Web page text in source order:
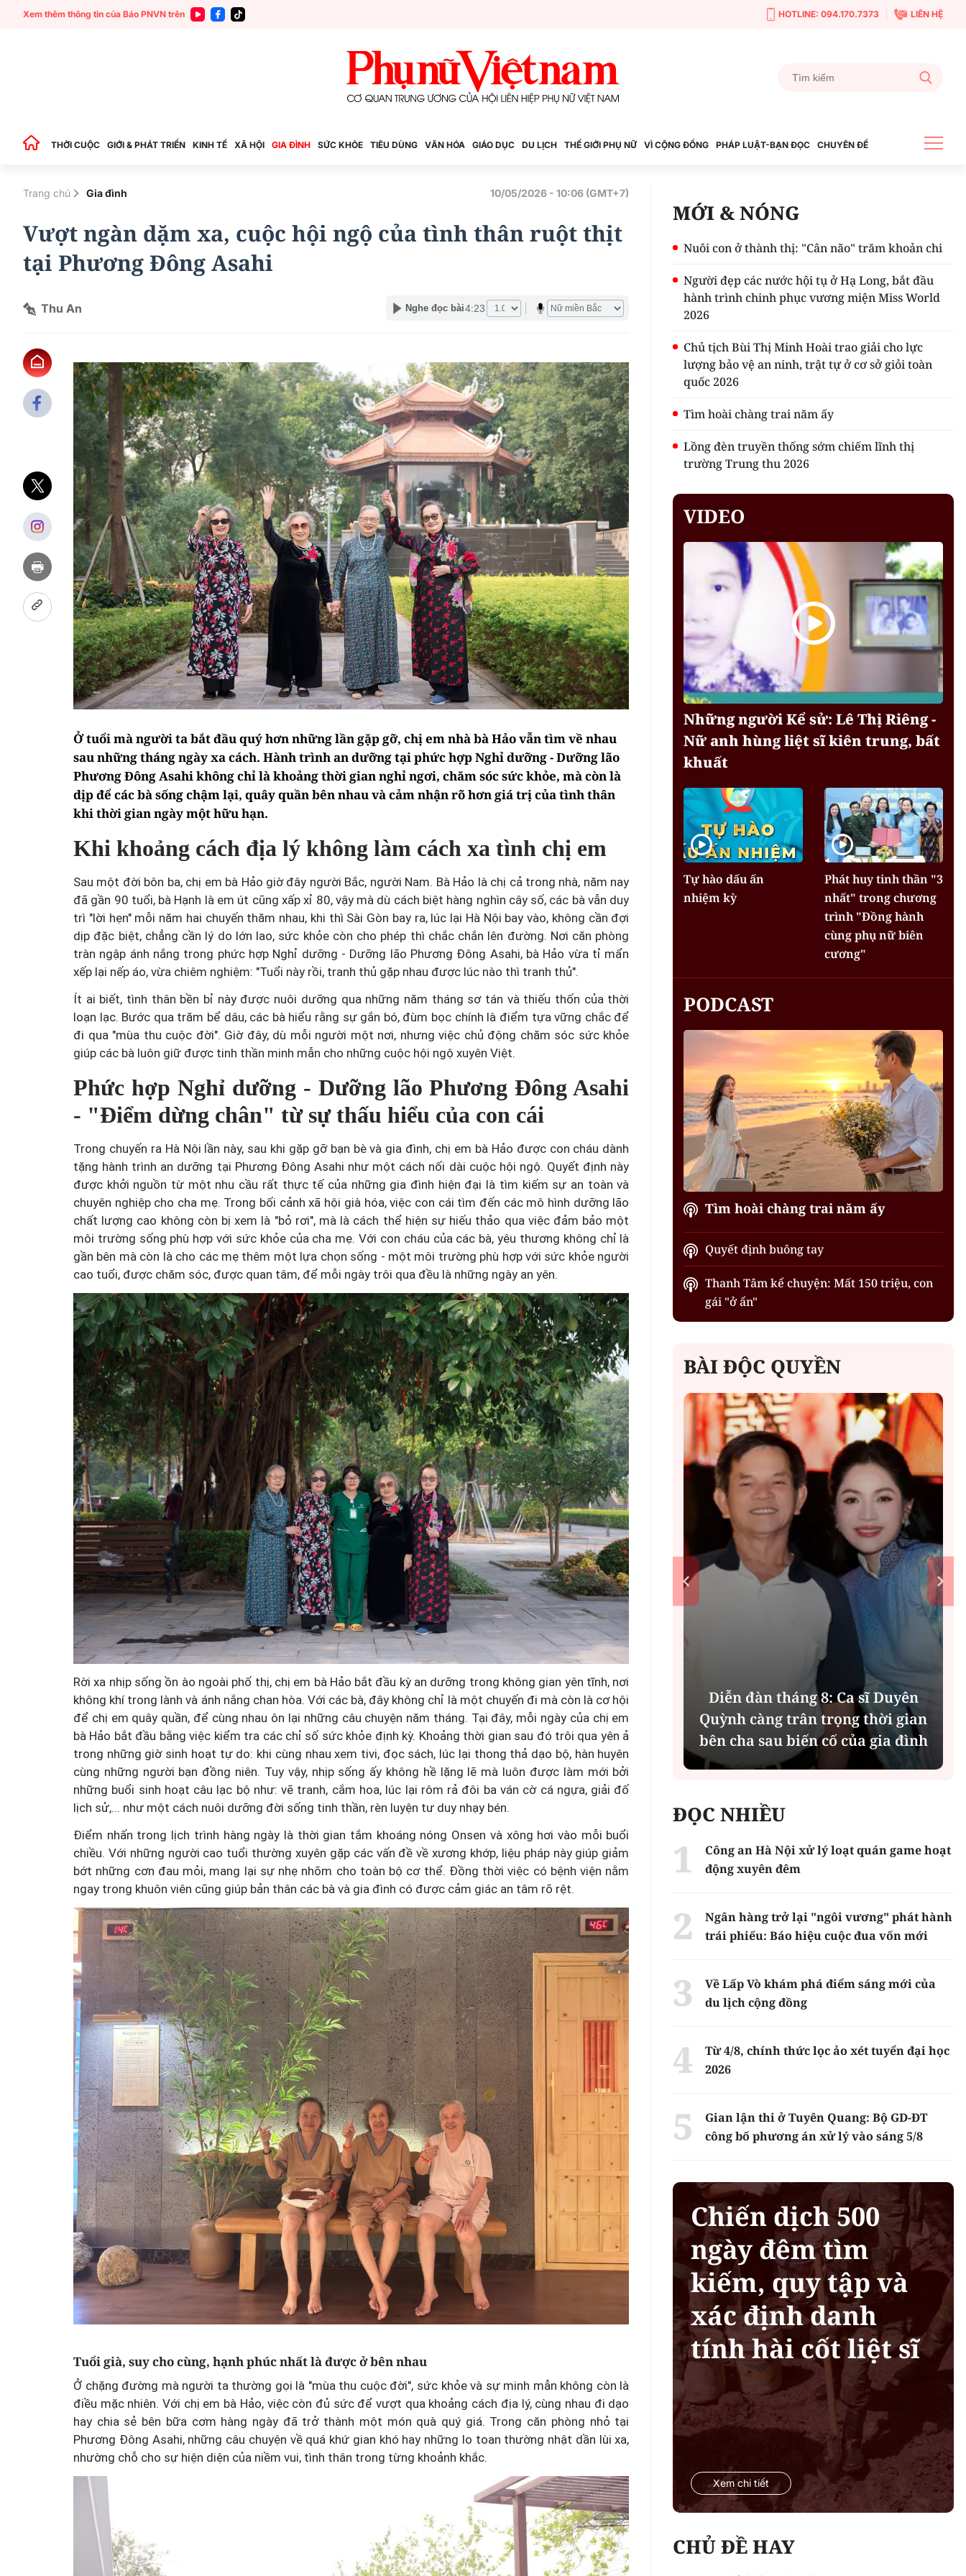
Xem thêm thông tin của Báo PNVN trên HOTLINE: 094.170.7373 LIÊN HỆ
THỜI CUỘC GIỚI & PHÁT TRIỂN KINH TẾ XÃ HỘI GIA ĐÌNH SỨC KHỎE TIÊU DÙNG VĂN HÓA GIÁO DỤC DU LỊCH THẾ GIỚI PHỤ NỮ VÌ CỘNG ĐỒNG PHÁP LUẬT-BẠN ĐỌC CHUYÊN ĐỀ
Trang chủ Gia đình 10/05/2026 - 10:06 (GMT+7)
Vượt ngàn dặm xa, cuộc hội ngộ của tình thân ruột thịt
tại Phương Đông Asahi
Thu An Nghe đọc bài4:23
Ở tuổi mà người ta bắt đầu quý hơn những lần gặp gỡ, chị em nhà bà Hảo vẫn tìm về nhau
sau những tháng ngày xa cách. Hành trình an dưỡng tại phức hợp Nghỉ dưỡng - Dưỡng lão
Phương Đông Asahi không chỉ là khoảng thời gian nghỉ ngơi, chăm sóc sức khỏe, mà còn là
dịp để các bà sống chậm lại, quây quần bên nhau và cảm nhận rõ hơn giá trị của tình thân
khi thời gian ngày một hữu hạn.
Khi khoảng cách địa lý không làm cách xa tình chị em
Sau một đời bôn ba, chị em bà Hảo giờ đây người Bắc, người Nam. Bà Hảo là chị cả trong nhà, năm nay
đã gần 90 tuổi, bà Hạnh là em út cũng xấp xỉ 80, vậy mà dù cách biệt hàng nghìn cây số, các bà vẫn duy
trì "lời hẹn" mỗi năm hai chuyến thăm nhau, khi thì Sài Gòn bay ra, lúc lại Hà Nội bay vào, không cần đợi
dịp đặc biệt, chẳng cần lý do lớn lao, sức khỏe còn cho phép thì chắc chắn lên đường. Nơi căn phòng
tràn ngập ánh nắng trong phức hợp Nghỉ dưỡng - Dưỡng lão Phương Đông Asahi, bà Hảo vừa tỉ mẩn
xếp lại nếp áo, vừa chiêm nghiệm: "Tuổi này rồi, tranh thủ gặp nhau được lúc nào thì tranh thủ".
Ít ai biết, tình thân bền bỉ này được nuôi dưỡng qua những năm tháng sơ tán và thiếu thốn của thời
loạn lạc. Bước qua trăm bể dâu, các bà hiểu rằng sự gắn bó, đùm bọc chính là điểm tựa vững chắc để
đi qua "mùa thu cuộc đời". Giờ đây, dù mỗi người một nơi, nhưng việc chủ động chăm sóc sức khỏe
giúp các bà luôn giữ được tinh thần minh mẫn cho những cuộc hội ngộ xuyên Việt.
Phức hợp Nghỉ dưỡng - Dưỡng lão Phương Đông Asahi
- "Điểm dừng chân" từ sự thấu hiểu của con cái
Trong chuyến ra Hà Nội lần này, sau khi gặp gỡ bạn bè và gia đình, chị em bà Hảo được con cháu dành
tặng hành trình an dưỡng tại Phương Đông Asahi như một cách nối dài cuộc hội ngộ. Quyết định này
được khởi nguồn từ một nhu cầu rất thực tế của những gia đình hiện đại là tìm kiếm sự an toàn và
chuyên nghiệp cho cha mẹ. Trong bối cảnh xã hội già hóa, việc con cái tìm đến các mô hình dưỡng lão
chất lượng cao không còn bị xem là "bỏ rơi", mà là cách thể hiện sự hiếu thảo qua việc đảm bảo một
môi trường sống phù hợp với sức khỏe của cha mẹ. Với con cháu của các bà, yêu thương không chỉ là
gần bên mà còn là cho các mẹ thêm một lựa chọn sống - một môi trường phù hợp với sức khỏe người
cao tuổi, được chăm sóc, được quan tâm, để mỗi ngày trôi qua đều là những ngày an yên.
Rời xa nhịp sống ồn ào ngoài phố thị, chị em bà Hảo bắt đầu kỳ an dưỡng trong không gian yên tĩnh, nơi
không khí trong lành và ánh nắng chan hòa. Với các bà, đây không chỉ là một chuyến đi mà còn là cơ hội
để chị em quây quần, để cùng nhau ôn lại những câu chuyện năm tháng. Tại đây, mỗi ngày của chị em
bà Hảo bắt đầu bằng việc kiểm tra các chỉ số sức khỏe định kỳ. Khoảng thời gian sau đó trôi qua yên ả
trong những giờ sinh hoạt tự do: khi cùng nhau xem tivi, đọc sách, lúc lại thong thả dạo bộ, hàn huyên
cùng những người bạn đồng niên. Tuy vậy, nhịp sống ấy không hề lặng lẽ mà luôn được làm mới bởi
những buổi sinh hoạt câu lạc bộ như: vẽ tranh, cắm hoa, lúc lại rôm rả đôi ba ván cờ cá ngựa, giải đố
lịch sử,... như một cách nuôi dưỡng đời sống tinh thần, rèn luyện tư duy nhạy bén.
Điểm nhấn trong lịch trình hàng ngày là thời gian tắm khoáng nóng Onsen và xông hơi vào mỗi buổi
chiều. Với những người cao tuổi thường xuyên gặp các vấn đề về xương khớp, liệu pháp này giúp giảm
bớt những cơn đau mỏi, mang lại sự nhẹ nhõm cho toàn bộ cơ thể. Đồng thời việc có bệnh viện nằm
ngay trong khuôn viên cũng giúp bản thân các bà và gia đình có được cảm giác an tâm rõ rệt.
Tuổi già, suy cho cùng, hạnh phúc nhất là được ở bên nhau
Ở chặng đường mà người ta thường gọi là "mùa thu cuộc đời", sức khỏe và sự minh mẫn không còn là
điều mặc nhiên. Với chị em bà Hảo, việc còn đủ sức để vượt qua khoảng cách địa lý, cùng nhau đi dạo
hay chia sẻ bên bữa cơm hàng ngày đã trở thành một món quà quý giá. Trong căn phòng nhỏ tại
Phương Đông Asahi, những câu chuyện về quá khứ gian khó hay những lo toan thường nhật dần lùi xa,
nhường chỗ cho sự hiện diện của niềm vui, tình thân trong từng khoảnh khắc.
MỚI & NÓNG
Nuôi con ở thành thị: "Cân não" trăm khoản chi
Người đẹp các nước hội tụ ở Hạ Long, bắt đầu
hành trình chinh phục vương miện Miss World
2026
Chủ tịch Bùi Thị Minh Hoài trao giải cho lực
lượng bảo vệ an ninh, trật tự ở cơ sở giỏi toàn
quốc 2026
Tìm hoài chàng trai năm ấy
Lồng đèn truyền thống sớm chiếm lĩnh thị
trường Trung thu 2026
VIDEO
Những người Kể sử: Lê Thị Riêng -
Nữ anh hùng liệt sĩ kiên trung, bất
khuất
Tự hào dấu ấn
nhiệm kỳ
Phát huy tinh thần "3
nhất" trong chương
trình "Đồng hành
cùng phụ nữ biên
cương"
PODCAST
Tìm hoài chàng trai năm ấy
Quyết định buông tay
Thanh Tâm kể chuyện: Mất 150 triệu, con
gái "ở ẩn"
BÀI ĐỘC QUYỀN
vì lẽ công
Hà Nội thu hút bác sĩ về trạm y
tế, tạo điều kiện để người dân
tiếp cận các dịch vụ y tế kỹ thuật
cao
Diễn đàn tháng 8: Ca sĩ Duyên
Quỳnh càng trân trọng thời gian
bên cha sau biến cố của gia đình
Phân tích tính 2 mặt của thương
vụ MBBank "rót" hơn 8.800 tỷ
đồng cho Phát Đạt
ĐỌC NHIỀU
Công an Hà Nội xử lý loạt quán game hoạt
động xuyên đêm
Ngân hàng trở lại "ngôi vương" phát hành
trái phiếu: Báo hiệu cuộc đua vốn mới
Về Lấp Vò khám phá điểm sáng mới của
du lịch cộng đồng
Từ 4/8, chính thức lọc ảo xét tuyển đại học
2026
Gian lận thi ở Tuyên Quang: Bộ GD-ĐT
công bố phương án xử lý vào sáng 5/8
Chiến dịch 500
ngày đêm tìm
kiếm, quy tập và
xác định danh
tính hài cốt liệt sĩ
Xem chi tiết
CHỦ ĐỀ HAY